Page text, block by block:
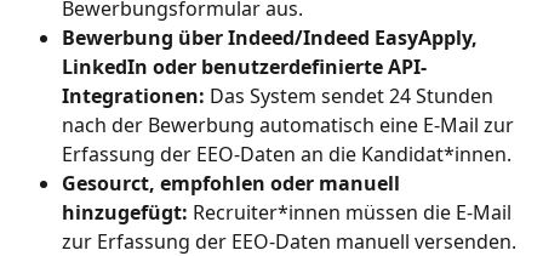
Bewerbungsformular aus.
Bewerbung über Indeed/Indeed EasyApply,
LinkedIn oder benutzerdefinierte API-
Integrationen: Das System sendet 24 Stunden
nach der Bewerbung automatisch eine E-Mail zur
Erfassung der EEO-Daten an die Kandidat*innen.
Gesourct, empfohlen oder manuell
hinzugefügt: Recruiter*innen müssen die E-Mail
zur Erfassung der EEO-Daten manuell versenden.